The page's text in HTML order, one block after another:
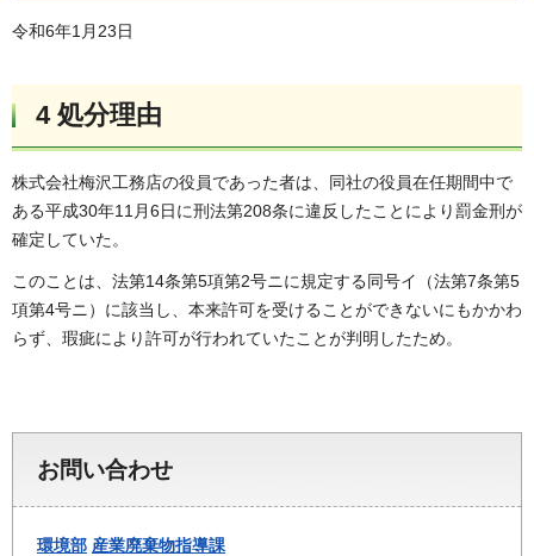
令和6年1月23日
4 処分理由
株式会社梅沢工務店の役員であった者は、同社の役員在任期間中で
ある平成30年11月6日に刑法第208条に違反したことにより罰金刑が
確定していた。
このことは、法第14条第5項第2号ニに規定する同号イ（法第7条第5
項第4号ニ）に該当し、本来許可を受けることができないにもかかわ
らず、瑕疵により許可が行われていたことが判明したため。
お問い合わせ
環境部 産業廃棄物指導課